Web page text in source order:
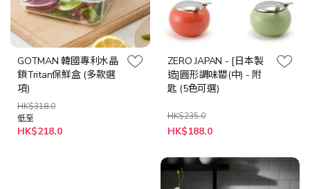
GOTMAN 韓國專利水晶
鎖Tritan保鮮盒 (多款選
項)
HK$318.0
低至
HK$218.0
ZERO JAPAN - [日本製
造]圓形調味罌(中) - 附
匙 (5色可選)
HK$235.0
HK$188.0